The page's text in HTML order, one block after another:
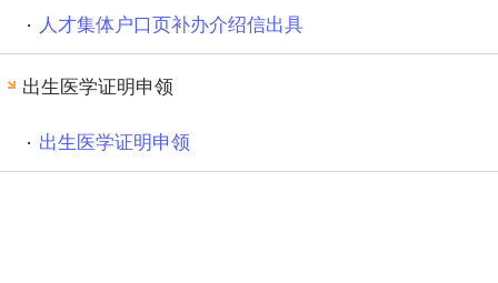
人才集体户口页补办介绍信出具
出生医学证明申领
出生医学证明申领